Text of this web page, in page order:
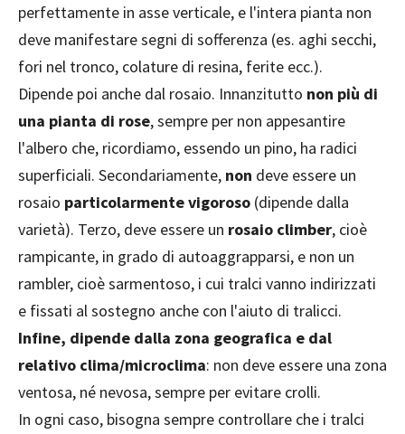
perfettamente in asse verticale, e l'intera pianta non
deve manifestare segni di sofferenza (es. aghi secchi,
fori nel tronco, colature di resina, ferite ecc.).
Dipende poi anche dal rosaio. Innanzitutto non più di
una pianta di rose, sempre per non appesantire
l'albero che, ricordiamo, essendo un pino, ha radici
superficiali. Secondariamente, non deve essere un
rosaio particolarmente vigoroso (dipende dalla
varietà). Terzo, deve essere un rosaio climber, cioè
rampicante, in grado di autoaggrapparsi, e non un
rambler, cioè sarmentoso, i cui tralci vanno indirizzati
e fissati al sostegno anche con l'aiuto di tralicci.
Infine, dipende dalla zona geografica e dal
relativo clima/microclima: non deve essere una zona
ventosa, né nevosa, sempre per evitare crolli.
In ogni caso, bisogna sempre controllare che i tralci